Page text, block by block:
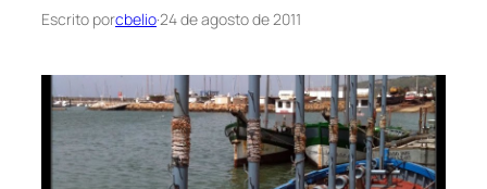
Escrito porcbelio·24 de agosto de 2011